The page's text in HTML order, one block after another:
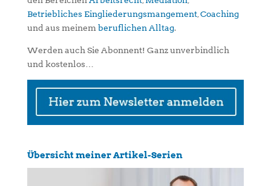
Betriebliches Eingliederungsmangement, Coaching
und aus meinem beruflichen Alltag.
Werden auch Sie Abonnent! Ganz unverbindlich
und kostenlos…
Übersicht meiner Artikel-Serien